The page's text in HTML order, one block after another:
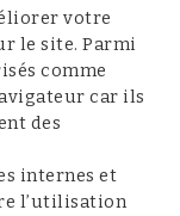
votre
le site. Parmi
comme
car ils
des
internes et
l’utilisation